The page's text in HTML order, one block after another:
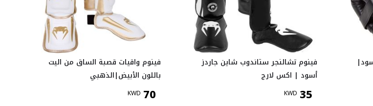
تشالنجر 2.0 أسود|
فينوم تشالنجر ستاندوب شاين جاردز
أسود | اكس لارج
KWD 35
فينوم واقيات قصبة الساق من اليت
باللون الأبيض|الذهبي
KWD 70